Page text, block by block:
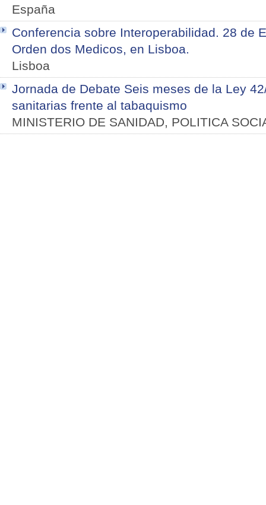
España
Conferencia sobre Interoperabilidad. 28 de
Orden dos Medicos, en Lisboa.
Lisboa
Jornada de Debate Seis meses de la Ley
sanitarias frente al tabaquismo
MINISTERIO DE SANIDAD, POLITICA